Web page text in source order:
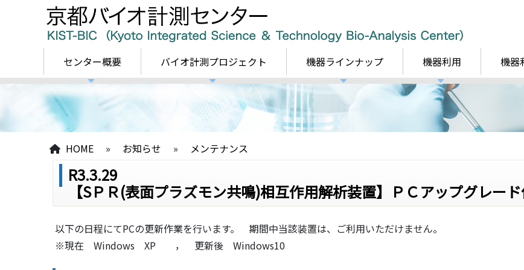
センター概要 バイオ計測プロジェクト 機器ラインナップ 機器利用 機器
HOME » お知らせ » メンテナンス
R3.3.29
【SＰＲ(表面プラズモン共鳴)相互作用解析装置】ＰＣアップグレー
以下の日程にてPCの更新作業を行います。 期間中当該装置は、ご利用いただけません。
※現在 Windows XP ， 更新後 Windows10